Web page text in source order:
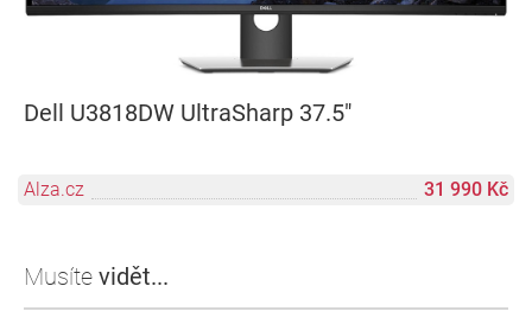
Dell U3818DW UltraSharp 37.5"
Alza.cz 31 990 Kč
Musíte vidět...